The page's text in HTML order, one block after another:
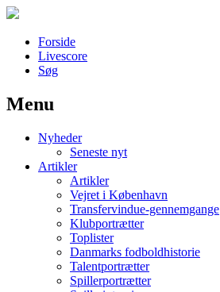
Forside
Livescore
Søg
Наши партнеры
лучшие займы
Menu
Nyheder
Seneste nyt
Artikler
Artikler
Vejret i København
Transfervindue-gennemgange
Klubportrætter
Toplister
Danmarks fodboldhistorie
Talentportrætter
Spillerportrætter